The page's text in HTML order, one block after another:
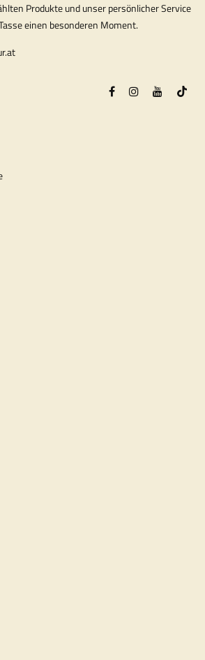
Produkte und unser persönlicher Service
einen besonderen Moment.